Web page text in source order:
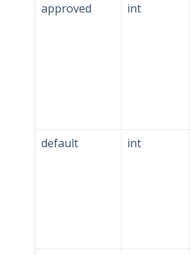
approved
int
default
int